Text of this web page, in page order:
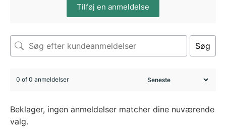
Tilføj en anmeldelse
Søg
0 of 0 anmeldelser
Beklager, ingen anmeldelser matcher dine nuværende
valg.